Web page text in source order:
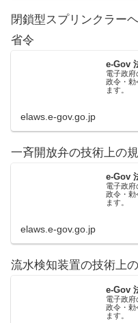
閉鎖型スプリンクラー
省令
e-Gov
電子政府
政令・勅
ます。
elaws.e-gov.go.jp
一斉開放弁の技術上の
e-Gov
電子政府
政令・勅
ます。
elaws.e-gov.go.jp
流水検知装置の技術上
e-Gov
電子政府
政令・勅
ます。